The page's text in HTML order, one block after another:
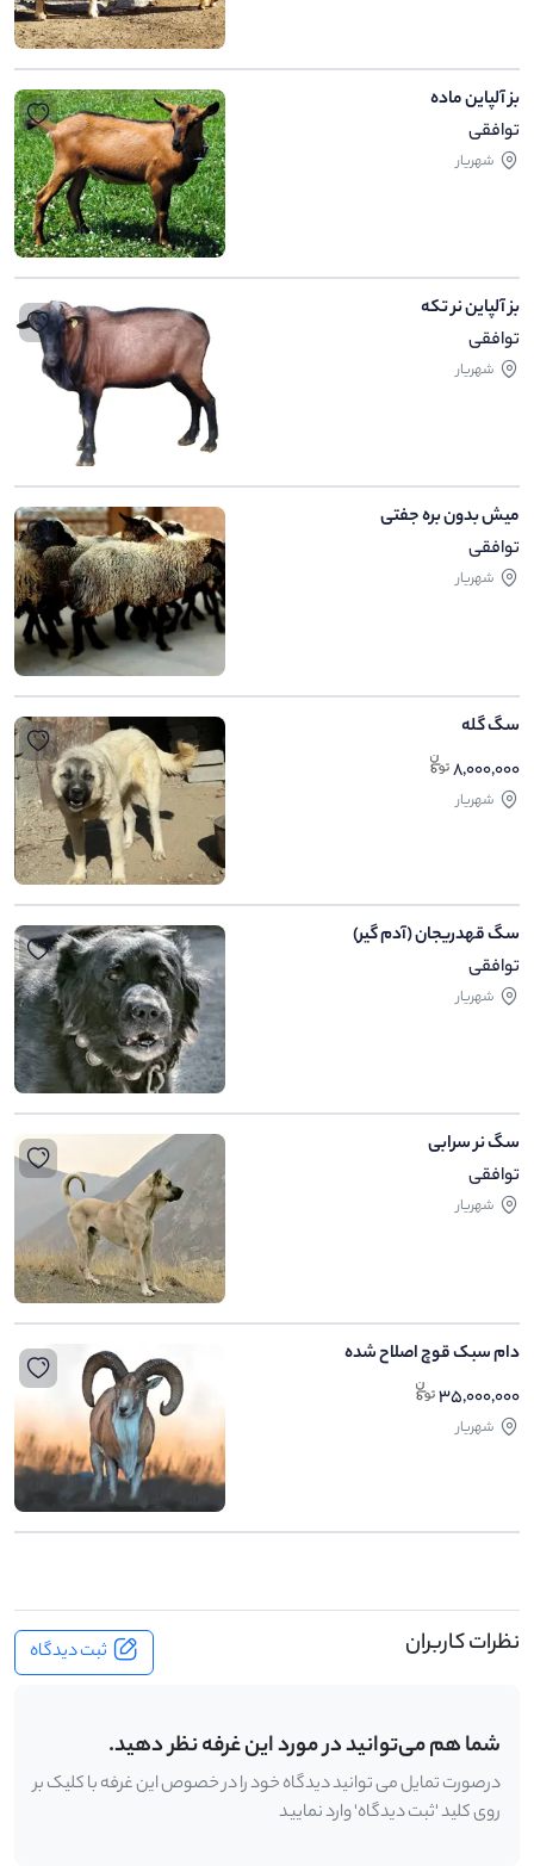
بز آلپاین ماده
توافقی
شهریار
بز آلپاین نر تکه
توافقی
شهریار
میش بدون بره جفتی
توافقی
شهریار
سگ گله
8,000,000
شهریار
سگ قهدریجان (آدم گیر)
توافقی
شهریار
سگ نر سرابی
توافقی
شهریار
دام سبک قوچ اصلاح شده
35,000,000
شهریار
نظرات کاربران ثبت دیدگاه
شما هم می‌توانید در مورد این غرفه نظر دهید.
درصورت تمایل می توانید دیدگاه خود را در خصوص این غرفه با کلیک بر
روی کلید 'ثبت دیدگاه' وارد نمایید